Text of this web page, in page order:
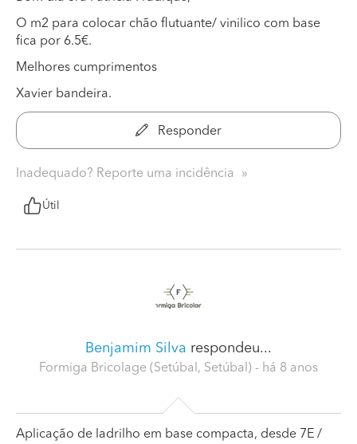
O m2 para colocar chão flutuante/ vinilico com base
fica por 6.5€.
Melhores cumprimentos
Xavier bandeira.
Responder
Inadequado? Reporte uma incidência
Útil
Benjamim Silva respondeu...
Formiga Bricolage (Setúbal, Setúbal) - há 8 anos
Aplicação de ladrilho em base compacta, desde 7E /